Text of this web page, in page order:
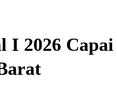
I 2026 Capai